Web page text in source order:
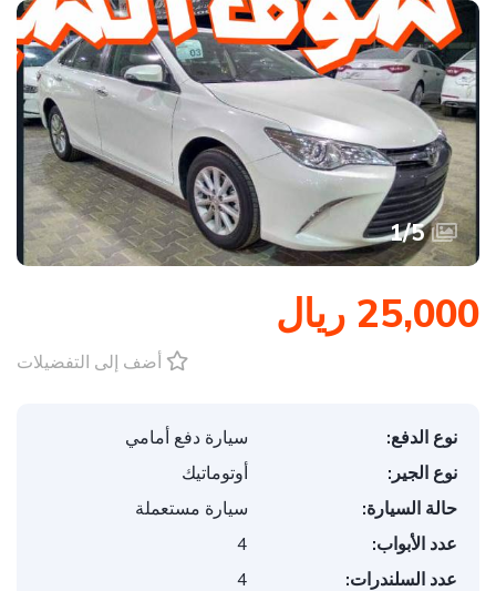
1/5
25,000 ريال
أضف إلى التفضيلات
نوع الدفع:
سيارة دفع أمامي
نوع الجير:
أوتوماتيك
حالة السيارة:
سيارة مستعملة
عدد الأبواب:
4
عدد السلندرات:
4